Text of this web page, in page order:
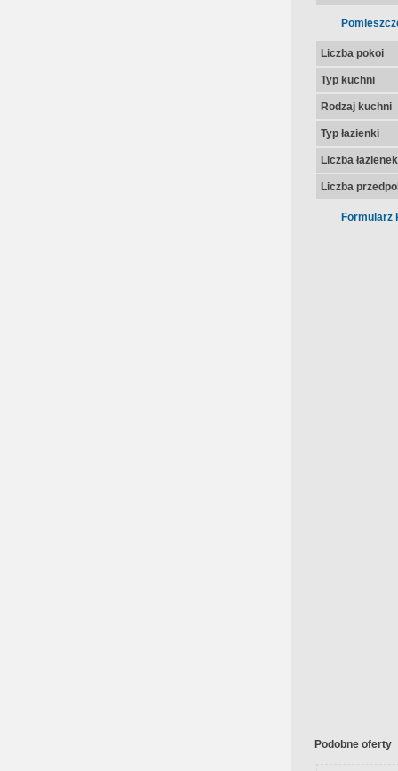
Liczba pokoi
Typ kuchni
Rodzaj kuchni
Typ łazienki
Liczba łazienek
Liczba
Formularz
Podobne oferty